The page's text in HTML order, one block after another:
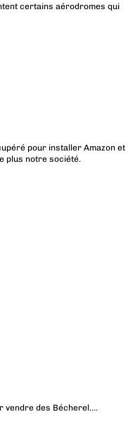
certains aérodromes qui
pour installer Amazon et
plus notre société.
vendre des Bécherel….